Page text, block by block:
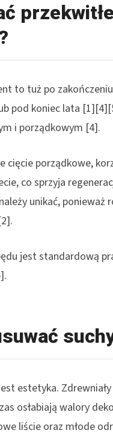
to tuż po
pod koniec lata
i porządkowym [4].
cięcie porządkowe,
co sprzyja
unikać,
jest standardową
estetyka.
osłabiają walory
liście oraz młode